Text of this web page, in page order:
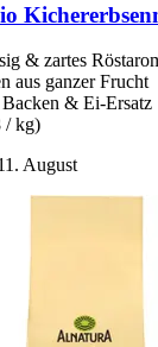
& zartes
aus ganzer Frucht
& Ei-Ersatz
/ kg)
August